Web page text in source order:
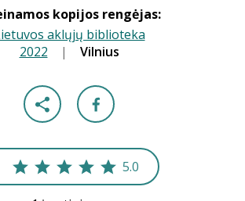
kopijos rengėjas:
aklųjų biblioteka
2022 | Vilnius
5.0